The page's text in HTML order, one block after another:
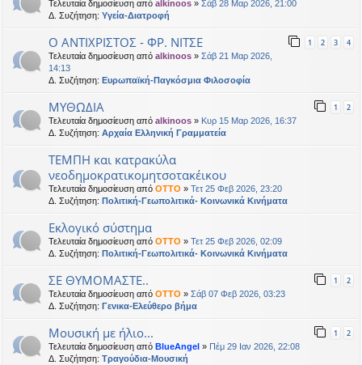
Τελευταία δημοσίευση από alkinoos » Σάβ 28 Μαρ 2026, 21:00
Δ. Συζήτηση: Υγεία-Διατροφή
Ο ΑΝΤΙΧΡΙΣΤΟΣ - ΦΡ. ΝΙΤΣΕ 1 2 3 4
Τελευταία δημοσίευση από alkinoos » Σάβ 21 Μαρ 2026,
14:13
Δ. Συζήτηση: Ευρωπαϊκή-Παγκόσμια Φιλοσοφία
ΜΥΘΩΔΙΑ 1 2
Τελευταία δημοσίευση από alkinoos » Κυρ 15 Μαρ 2026, 16:37
Δ. Συζήτηση: Αρχαία Ελληνική Γραμματεία
ΤΕΜΠΗ και κατρακύλα
νεοδημοκρατικομητσοτακέικου
Τελευταία δημοσίευση από OTTO » Τετ 25 Φεβ 2026, 23:20
Δ. Συζήτηση: Πολιτική-Γεωπολιτικά- Κοινωνικά Κινήματα
Εκλογικό σύστημα
Τελευταία δημοσίευση από OTTO » Τετ 25 Φεβ 2026, 02:09
Δ. Συζήτηση: Πολιτική-Γεωπολιτικά- Κοινωνικά Κινήματα
ΣΕ ΘΥΜΟΜΑΣΤΕ.. 1 2
Τελευταία δημοσίευση από OTTO » Σάβ 07 Φεβ 2026, 03:23
Δ. Συζήτηση: Γενικα-Ελεύθερο βήμα
Μουσική με ήλιο... 1 2
Τελευταία δημοσίευση από BlueAngel » Πέμ 29 Ιαν 2026, 22:08
Δ. Συζήτηση: Τραγούδια-Μουσική